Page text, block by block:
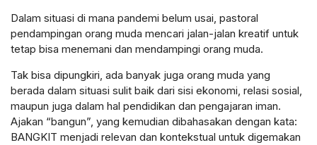
Dalam situasi di mana pandemi belum usai, pastoral
pendampingan orang muda mencari jalan-jalan kreatif untuk
tetap bisa menemani dan mendampingi orang muda.
Tak bisa dipungkiri, ada banyak juga orang muda yang
berada dalam situasi sulit baik dari sisi ekonomi, relasi sosial,
maupun juga dalam hal pendidikan dan pengajaran iman.
Ajakan “bangun”, yang kemudian dibahasakan dengan kata:
BANGKIT menjadi relevan dan kontekstual untuk digemakan